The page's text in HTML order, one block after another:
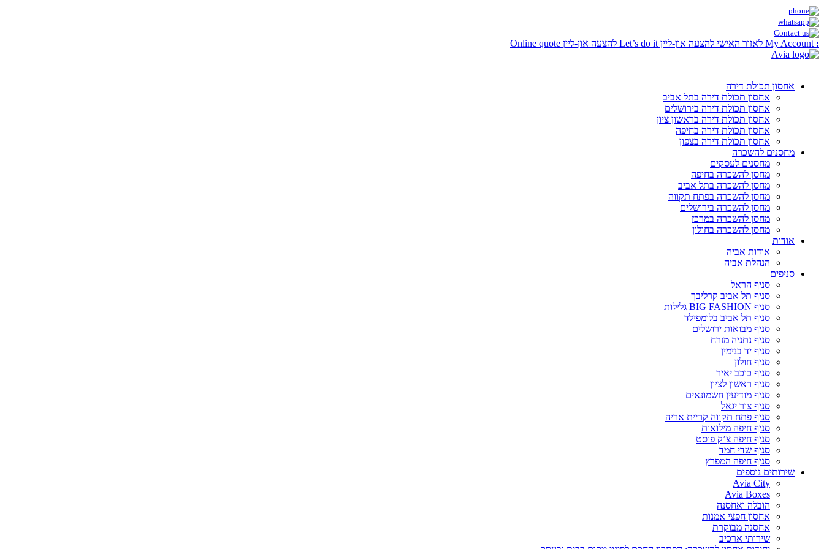
:
My Account לאזור האישי להצעה און-ליין Let’s do it להצעה און-ליין Online quote
אחסון תכולת דירה
אחסון תכולת דירה בתל אביב
אחסון תכולת דירה בירושלים
אחסון תכולת דירה בראשון ציון
אחסון תכולת דירה בחיפה
אחסון תכולת דירה בצפון
מחסנים להשכרה
מחסנים לעסקים
מחסן להשכרה בחיפה
מחסן להשכרה בתל אביב
מחסן להשכרה בפתח תקווה
מחסן להשכרה בירושלים
מחסן להשכרה במרכז
מחסן להשכרה בחולון
אודות
אודות אביה
הנהלת אביה
סניפים
סניף הראל
סניף תל אביב קרליבך
סניף BIG FASHION גלילות
סניף תל אביב בלומפילד
סניף מבואות ירושלים
סניף נתניה מזרח
סניף יד בנימין
סניף חולון
סניף כוכב יאיר
סניף ראשון לציון
סניף מודיעין חשמונאים
סניף צור יגאל
סניף פתח תקווה קריית אריה
סניף חיפה מילואות
סניף חיפה צ’ק פוסט
סניף שדי חמד
סניף חיפה המפרץ
שירותים נוספים
Avia City
Avia Boxes
הובלה ואחסנה
אחסון חפצי אמנות
אחסנה מבוקרת
שירותי ארכיב